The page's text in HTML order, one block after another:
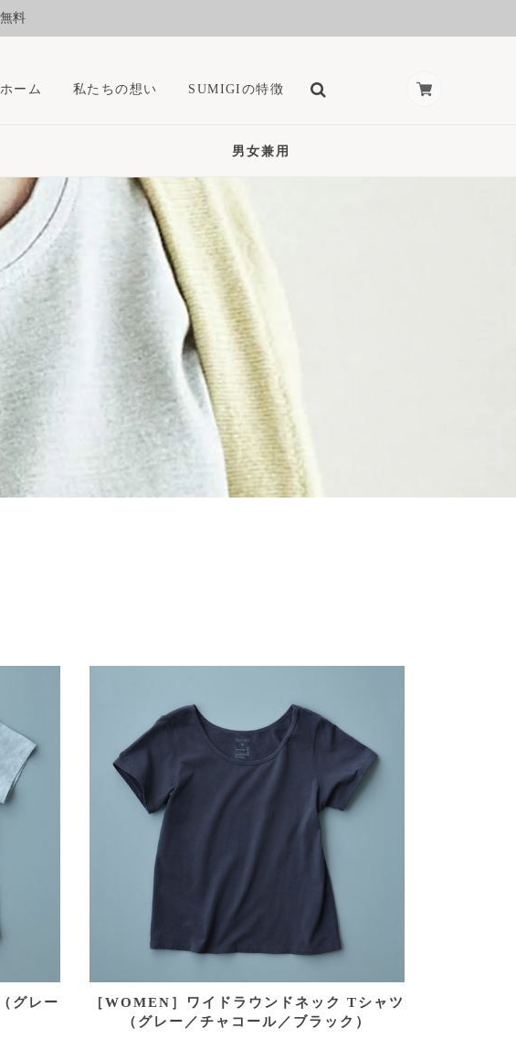
料
ホーム 私たちの想い SUMIGIの特徴
男女兼用
グレー
［WOMEN］ワイドラウンドネック Tシャツ
（グレー／チャコール／ブラック）